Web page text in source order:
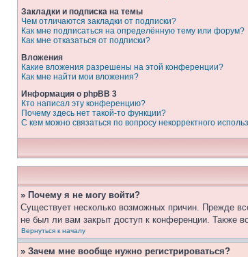
Закладки и подписка на темы
Чем отличаются закладки от подписки?
Как мне подписаться на определённую тему или форум?
Как мне отказаться от подписки?
Вложения
Какие вложения разрешены на этой конференции?
Как мне найти мои вложения?
Информация о phpBB 3
Кто написал эту конференцию?
Почему здесь нет такой-то функции?
С кем можно связаться по вопросу некорректного
» Почему я не могу войти?
Существует несколько возможных причин. Прежде
не был ли вам закрыт доступ к конференции. Также
Вернуться к началу
» Зачем мне вообще нужно регистрироваться?